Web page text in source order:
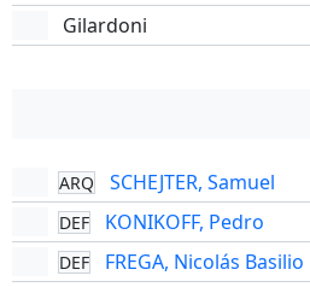
Gilardoni
ARQ SCHEJTER, Samuel
DEF KONIKOFF, Pedro
DEF FREGA, Nicolás Basilio